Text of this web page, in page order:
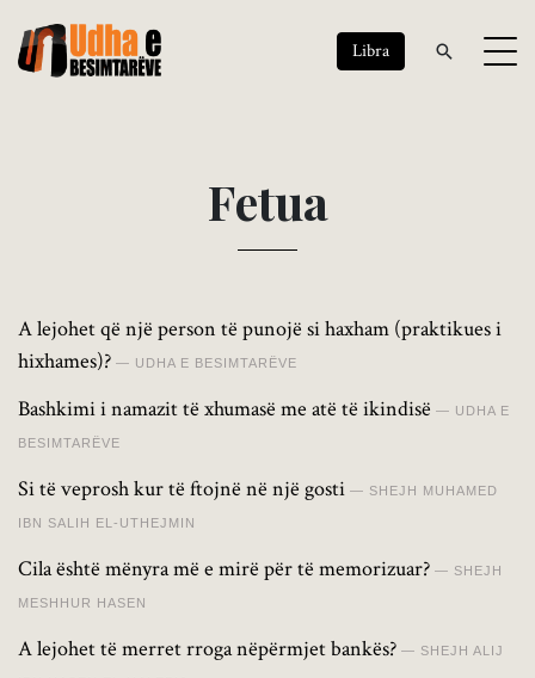
Libra
Fetua
A lejohet që një person të punojë si haxham (praktikues i
hixhames)?
UDHA E BESIMTARËVE
Bashkimi i namazit të xhumasë me atë të ikindisë UDHA E
BESIMTARËVE
Si të veprosh kur të ftojnë në një gosti SHEJH MUHAMED
IBN SALIH EL-UTHEJMIN
Cila është mënyra më e mirë për të memorizuar? SHEJH
MESHHUR HASEN
A lejohet të merret rroga nëpërmjet bankës? SHEJH ALIJ